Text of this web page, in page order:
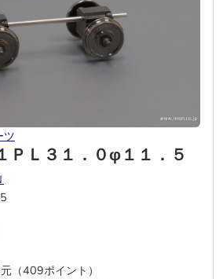
ツ
ＰＬ３１．０φ１１．５
（409ポイント）